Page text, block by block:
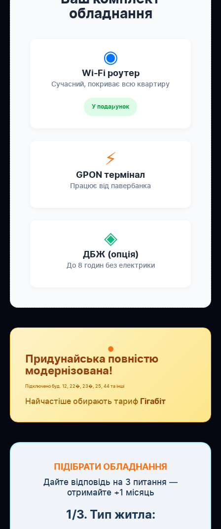
обладнання
◉
Wi-Fi роутер
Сучасний, покриває всю квартиру
У подарунок
⚡
GPON термінал
Працює від павербанка
◈
ДБЖ (опція)
До 8 годин без електрики
●
Придунайська повністю
модернізована!
Підключено буд. 12, 22�, 23�, 25, 44 та інші
Найчастіше обирають тариф Гігабіт
ПІДІБРАТИ ОБЛАДНАННЯ
Дайте відповідь на 3 питання —
отримайте +1 місяць
1/3. Тип житла: